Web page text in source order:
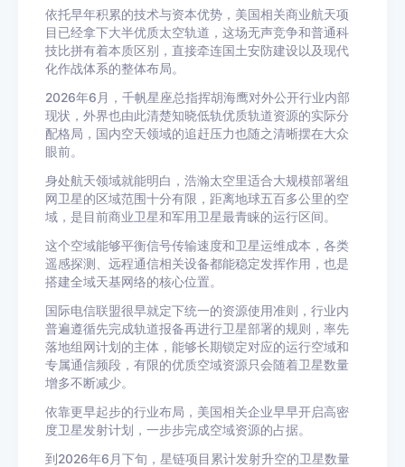
依托早年积累的技术与资本优势，美国相关商业航天项
目已经拿下大半优质太空轨道，这场无声竞争和普通科
技比拼有着本质区别，直接牵连国土安防建设以及现代
化作战体系的整体布局。
2026年6月，千帆星座总指挥胡海鹰对外公开行业内部
现状，外界也由此清楚知晓低轨优质轨道资源的实际分
配格局，国内空天领域的追赶压力也随之清晰摆在大众
眼前。
身处航天领域就能明白，浩瀚太空里适合大规模部署组
网卫星的区域范围十分有限，距离地球五百多公里的空
域，是目前商业卫星和军用卫星最青睐的运行区间。
这个空域能够平衡信号传输速度和卫星运维成本，各类
遥感探测、远程通信相关设备都能稳定发挥作用，也是
搭建全域天基网络的核心位置。
国际电信联盟很早就定下统一的资源使用准则，行业内
普遍遵循先完成轨道报备再进行卫星部署的规则，率先
落地组网计划的主体，能够长期锁定对应的运行空域和
专属通信频段，有限的优质空域资源只会随着卫星数量
增多不断减少。
依靠更早起步的行业布局，美国相关企业早早开启高密
度卫星发射计划，一步步完成空域资源的占据。
到2026年6月下旬，星链项目累计发射升空的卫星数量